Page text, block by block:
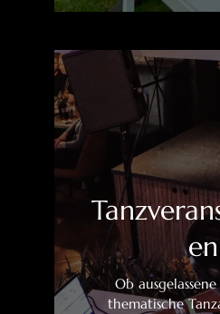
en
Ob
thematische